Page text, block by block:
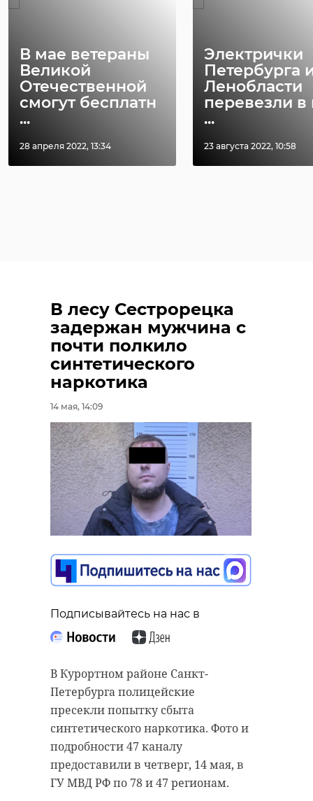
В мае ветераны
Великой
Отечественной
смогут бесплатн
...
28 апреля 2022, 13:34
Электрички
Петербурга
Ленобласти
перевезли
...
23 августа 2022, 10:58
В лесу Сестрорецка
задержан мужчина с
почти полкило
синтетического
наркотика
14 мая, 14:09
Подписывайтесь на нас в
В Курортном районе Санкт-
Петербурга полицейские
пресекли попытку сбыта
синтетического наркотика. Фото и
подробности 47 каналу
предоставили в четверг, 14 мая, в
ГУ МВД РФ по 78 и 47 регионам.